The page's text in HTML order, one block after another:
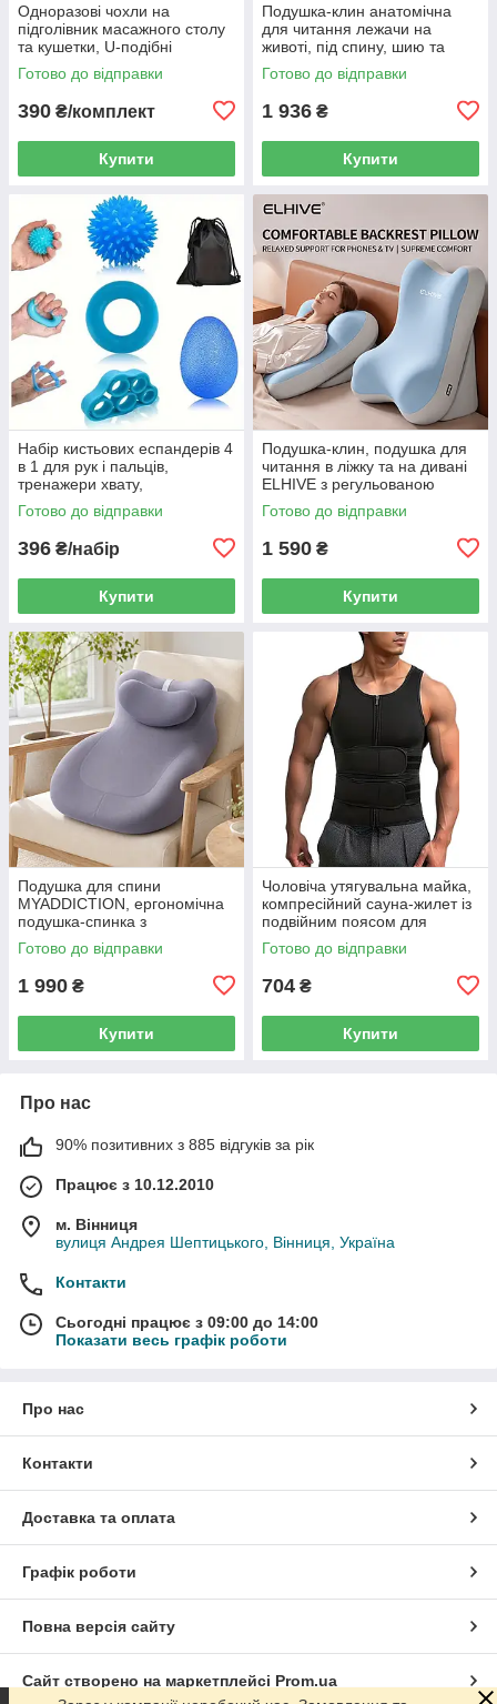
Одноразові чохли на
підголівник масажного столу
та кушетки, U-подібні
серветки для обличчя 100 шт.
38×28 см
Готово до відправки
390 ₴/комплект
Купити
Подушка-клин анатомічна
для читання лежачи на
животі, під спину, шию та
ноги, Memory Foam, сіра
56×36×21 см
Готово до відправки
1 936 ₴
Купити
Набір кистьових еспандерів 4
в 1 для рук і пальців,
тренажери хвату,
відновлення кисті та
антистресові м’ячики
Готово до відправки
396 ₴/набір
Купити
Подушка-клин, подушка для
читання в ліжку та на дивані
ELHIVE з регульованою
опорою для спини, шиї й ніг,
Memory Foam
Готово до відправки
1 590 ₴
Купити
Подушка для спини
MYADDICTION, ергономічна
подушка-спинка з
підголівником для ліжка та
дивана 55×40×25 см
Готово до відправки
1 990 ₴
Купити
Чоловіча утягувальна майка,
компресійний сауна-жилет із
подвійним поясом для
тренувань, розмір XL, чорний
Готово до відправки
704 ₴
Купити
Про нас
90% позитивних з 885 відгуків за рік
Працює з 10.12.2010
м. Вінниця
вулиця Андрея Шептицького, Вінниця, Україна
Контакти
Сьогодні працює з 09:00 до 14:00
Показати весь графік роботи
Про нас
Контакти
Доставка та оплата
Графік роботи
Повна версія сайту
Сайт створено на маркетплейсі Prom.ua